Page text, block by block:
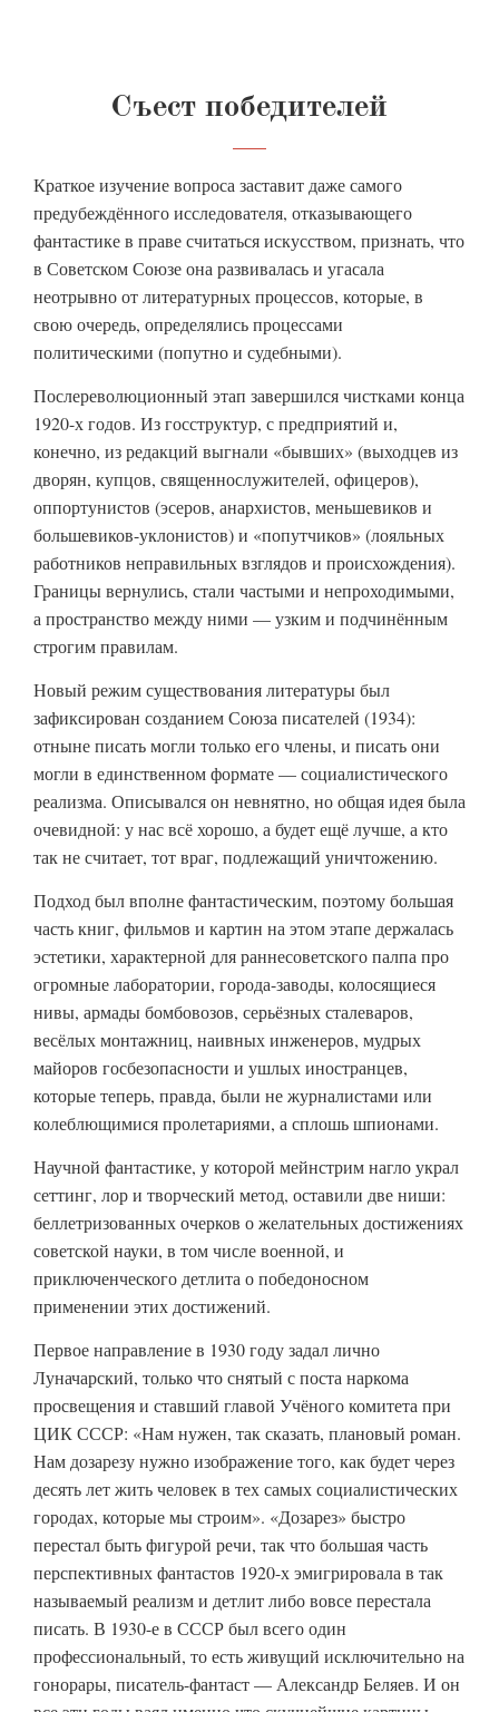
Съест победителей
Краткое изучение вопроса заставит даже самого
предубеждённого исследователя, отказывающего
фантастике в праве считаться искусством, признать, что
в Советском Союзе она развивалась и угасала
неотрывно от литературных процессов, которые, в
свою очередь, определялись процессами
политическими (попутно и судебными).
Послереволюционный этап завершился чистками конца
1920-х годов. Из госструктур, с предприятий и,
конечно, из редакций выгнали «бывших» (выходцев из
дворян, купцов, священнослужителей, офицеров),
оппортунистов (эсеров, анархистов, меньшевиков и
большевиков-уклонистов) и «попутчиков» (лояльных
работников неправильных взглядов и происхождения).
Границы вернулись, стали частыми и непроходимыми,
а пространство между ними — узким и подчинённым
строгим правилам.
Новый режим существования литературы был
зафиксирован созданием Союза писателей (1934):
отныне писать могли только его члены, и писать они
могли в единственном формате — социалистического
реализма. Описывался он невнятно, но общая идея была
очевидной: у нас всё хорошо, а будет ещё лучше, а кто
так не считает, тот враг, подлежащий уничтожению.
Подход был вполне фантастическим, поэтому большая
часть книг, фильмов и картин на этом этапе держалась
эстетики, характерной для раннесоветского палпа про
огромные лаборатории, города-заводы, колосящиеся
нивы, армады бомбовозов, серьёзных сталеваров,
весёлых монтажниц, наивных инженеров, мудрых
майоров госбезопасности и ушлых иностранцев,
которые теперь, правда, были не журналистами или
колеблющимися пролетариями, а сплошь шпионами.
Научной фантастике, у которой мейнстрим нагло украл
сеттинг, лор и творческий метод, оставили две ниши:
беллетризованных очерков о желательных достижениях
советской науки, в том числе военной, и
приключенческого детлита о победоносном
применении этих достижений.
Первое направление в 1930 году задал лично
Луначарский, только что снятый с поста наркома
просвещения и ставший главой Учёного комитета при
ЦИК СССР: «Нам нужен, так сказать, плановый роман.
Нам дозарезу нужно изображение того, как будет через
десять лет жить человек в тех самых социалистических
городах, которые мы строим». «Дозарез» быстро
перестал быть фигурой речи, так что большая часть
перспективных фантастов 1920-х эмигрировала в так
называемый реализм и детлит либо вовсе перестала
писать. В 1930-е в СССР был всего один
профессиональный, то есть живущий исключительно на
гонорары, писатель-фантаст — Александр Беляев. И он